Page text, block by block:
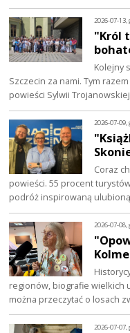
2026-07-
"Król
Kolejny
Szczecin za nami. Tym
powieści Sylwii
2026-07-
Coraz
powieści. 55 procent
podróż inspirowaną
2026-07-
regionów, biografie wielkich
można przeczytać o losach
2026-07-07,